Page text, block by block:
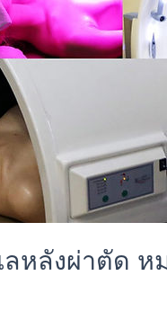
หลังผ่าตัด ห